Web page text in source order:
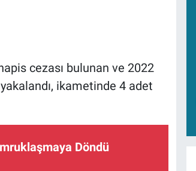
cezası bulunan ve 2022
ikametinde 4 adet
Döndü